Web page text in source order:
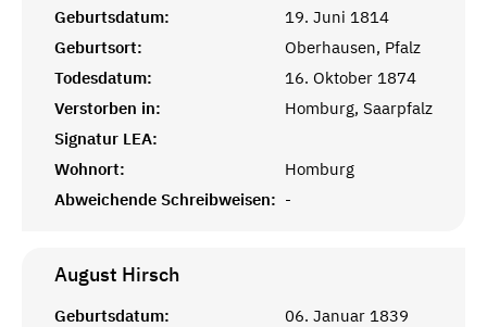
Geburtsdatum:
19. Juni 1814
Geburtsort:
Oberhausen, Pfalz
Todesdatum:
16. Oktober 1874
Verstorben in:
Homburg, Saarpfalz
Signatur LEA:
Wohnort:
Homburg
Abweichende Schreibweisen: -
August Hirsch
Geburtsdatum:
06. Januar 1839